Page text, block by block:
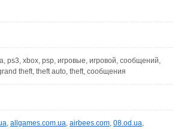
ps3, xbox, psp, игровые, игровой, сообщений,
theft, theft auto, theft, сообщения
, allgames.com.ua, airbees.com, 08.od.ua,